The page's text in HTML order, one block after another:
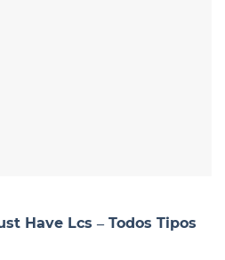
Have Lcs – Todos Tipos